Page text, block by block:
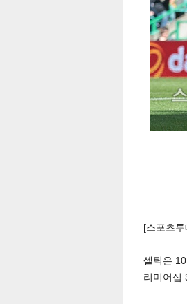
[스포츠
셀틱은
리미어십